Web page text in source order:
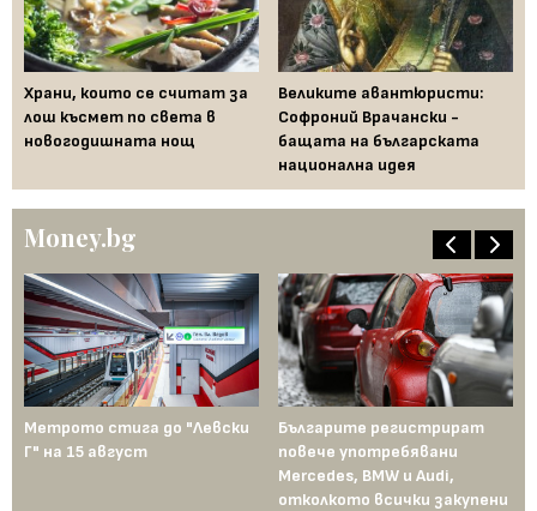
Храни, които се считат за
лош късмет по света в
новогодишната нощ
Великите авантюристи:
Софроний Врачански -
бащата на българската
национална идея
Money.bg
Метрото стига до "Левски
Г" на 15 август
Българите регистрират
повече употребявани
Mercedes, BMW и Audi,
отколкото всички закупени